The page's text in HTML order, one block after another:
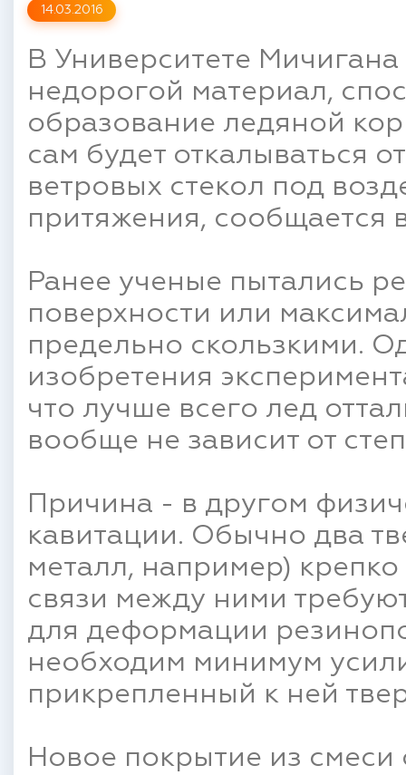
14.03.2016
В Университете
недорогой материал,
образование ледяной
сам будет откалываться
ветровых стекол под
притяжения, сообщается
Ранее ученые пытались
поверхности или
предельно скользкими.
изобретения
что лучше всего лед
вообще не зависит от
Причина - в другом
кавитации. Обычно два
металл, например)
связи между ними
для деформации
необходим минимум
прикрепленный к ней
Новое покрытие из смеси